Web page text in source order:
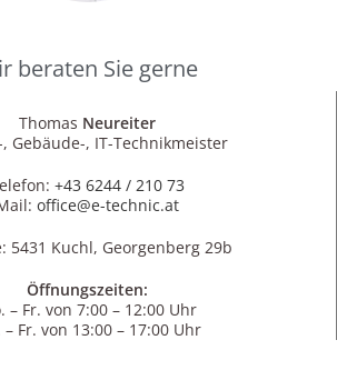
beraten Sie gerne
Thomas Neureiter
Gebäude-, IT-Technikmeister
+43 6244 / 210 73
office@e-technic.at
5431 Kuchl, Georgenberg 29b
Öffnungszeiten:
– Fr. von 7:00 – 12:00 Uhr
– Fr. von 13:00 – 17:00 Uhr